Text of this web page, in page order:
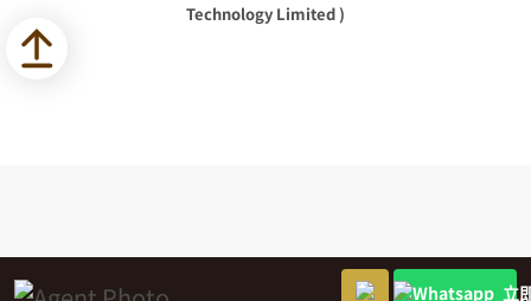
Technology Limited )
立